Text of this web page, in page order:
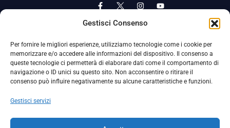
Gestisci Consenso
Per fornire le migliori esperienze, utilizziamo tecnologie come i cookie per
memorizzare e/o accedere alle informazioni del dispositivo. Il consenso a
queste tecnologie ci permetterà di elaborare dati come il comportamento di
navigazione o ID unici su questo sito. Non acconsentire o ritirare il
consenso può influire negativamente su alcune caratteristiche e funzioni.
Gestisci servizi
Privacy Policy Cookie Policy
La Società ha nominato il Responsabile della Protezione dei Dati Personali (DPO), figura specializzata che vigila sulle modalità
adottate dalla nostra Società per tutelare i Suoi dati personali.
Per contattare il DPO può scrivere a